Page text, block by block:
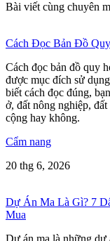
Bài viết cùng chuyên
Cách Đọc Bản Đồ
Cách đọc bản đồ quy
được mục đích sử
biết cách đọc đúng,
ở, đất nông nghiệp,
cộng hay không.
Cẩm nang
20 thg 6, 2026
Dự Án Ma Là Gì? 7
Mua